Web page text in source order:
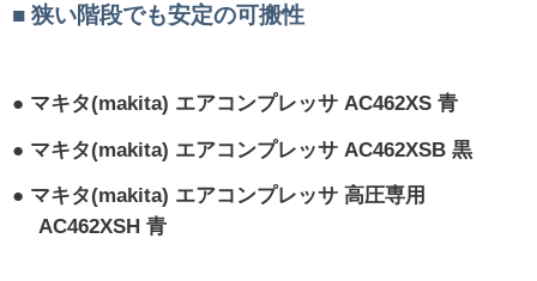
狭い階段でも安定の可搬性
マキタ(makita) エアコンプレッサ AC462XS 青
マキタ(makita) エアコンプレッサ AC462XSB 黒
マキタ(makita) エアコンプレッサ 高圧専用
AC462XSH 青